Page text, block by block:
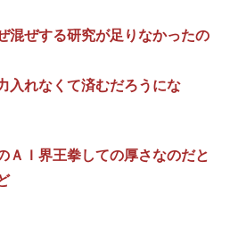
混ぜする研究が足りなかったの
入れなくて済むだろうにな
ＡＩ界王拳しての厚さなのだと